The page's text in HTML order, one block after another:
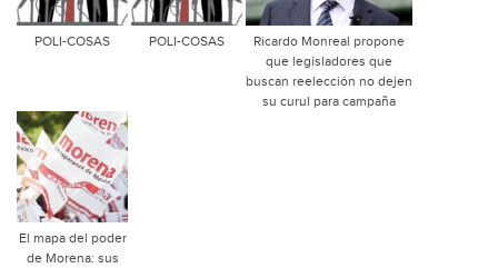
POLI-COSAS POLI-COSAS
Ricardo Monreal propone
que legisladores que
buscan reelección no dejen
su curul para campaña
El mapa del poder
de Morena: sus